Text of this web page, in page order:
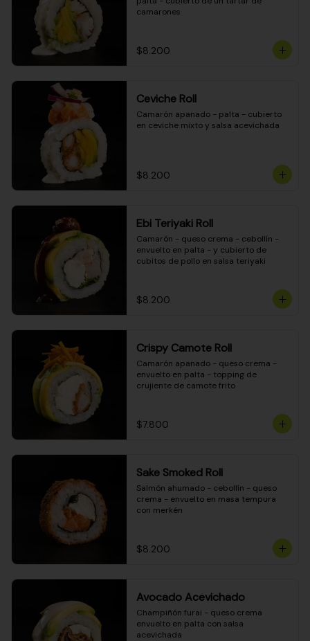
camarones
$8.200
Ceviche Roll
Camarón apanado - palta - cubierto
en ceviche mixto y salsa acevichada
$8.200
Ebi Teriyaki Roll
Camarón - queso crema - cebollín -
envuelto en palta - y cubierto de
cubitos de pollo en salsa teriyaki
$8.200
Crispy Camote Roll
Camarón apanado - queso crema -
envuelto en palta - topping de
crujiente de camote frito
$7.800
Sake Smoked Roll
Salmón ahumado - cebollín - queso
crema - envuelto en masa tempura
con merkén
$8.200
Avocado Acevichado
Champiñón furai - queso crema
envuelto en palta con salsa
acevichada